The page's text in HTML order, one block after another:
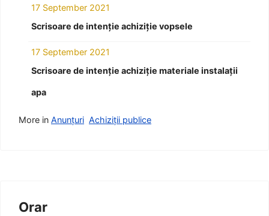
17 September 2021
Scrisoare de intenție achiziție vopsele
17 September 2021
Scrisoare de intenție achiziție materiale instalații
apa
More in Anunțuri Achiziții publice
Orar